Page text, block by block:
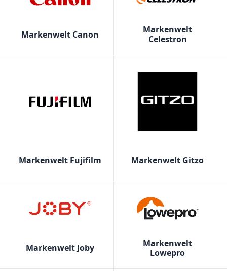
Markenwelt Canon
Markenwelt
Celestron
Markenwelt Fujifilm Markenwelt Gitzo
Markenwelt Joby
Markenwelt
Lowepro